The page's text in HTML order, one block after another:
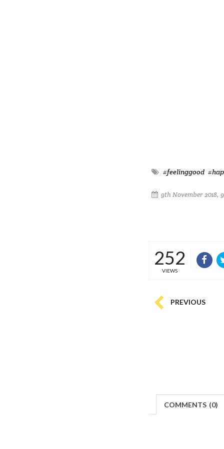
#feelinggood
9th November 2018,
252
VIEWS
PREVIOUS
COMMENTS (0)